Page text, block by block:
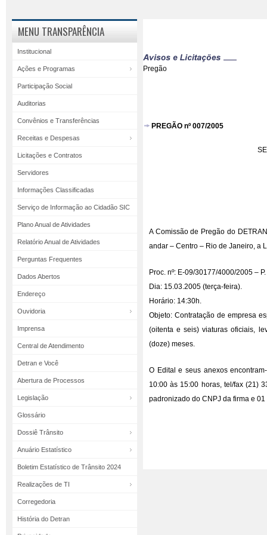
MENU TRANSPARÊNCIA
Institucional
Ações e Programas
Participação Social
Auditorias
Convênios e Transferências
Receitas e Despesas
Licitações e Contratos
Servidores
Informações Classificadas
Serviço de Informação ao Cidadão SIC
Plano Anual de Atividades
Relatório Anual de Atividades
Perguntas Frequentes
Dados Abertos
Endereço
Ouvidoria
Imprensa
Central de Atendimento
Detran e Você
Abertura de Processos
Legislação
Glossário
Dossiê Trânsito
Anuário Estatístico
Boletim Estatístico de Trânsito 2024
Realizações de TI
Corregedoria
História do Detran
Pregão
PREGÃO nº 007/2005
A Comissão de Pregão do
andar – Centro – Rio de Janeiro, a
Proc. nº: E-09/30177/4000/2005 –
Dia: 15.03.2005 (terça-feira).
Horário: 14:30h.
Objeto: Contratação de empresa
(oitenta e seis) viaturas oficiais,
(doze) meses.
O Edital e seus anexos
10:00 às 15:00 horas, tel/fax (21)
padronizado do CNPJ da firma e